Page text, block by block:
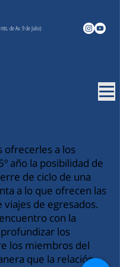
CONCEPCIÓN
de Av. 9 de Julio)
ofrecerles a los
año la posibilidad de
de ciclo de una
a lo que ofrecen las
viajes de egresados.
con la
los
los miembros del
que la relación